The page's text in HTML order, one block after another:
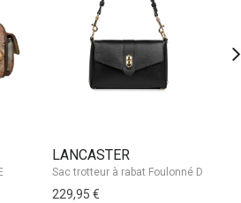
LANCASTER
229,95 €